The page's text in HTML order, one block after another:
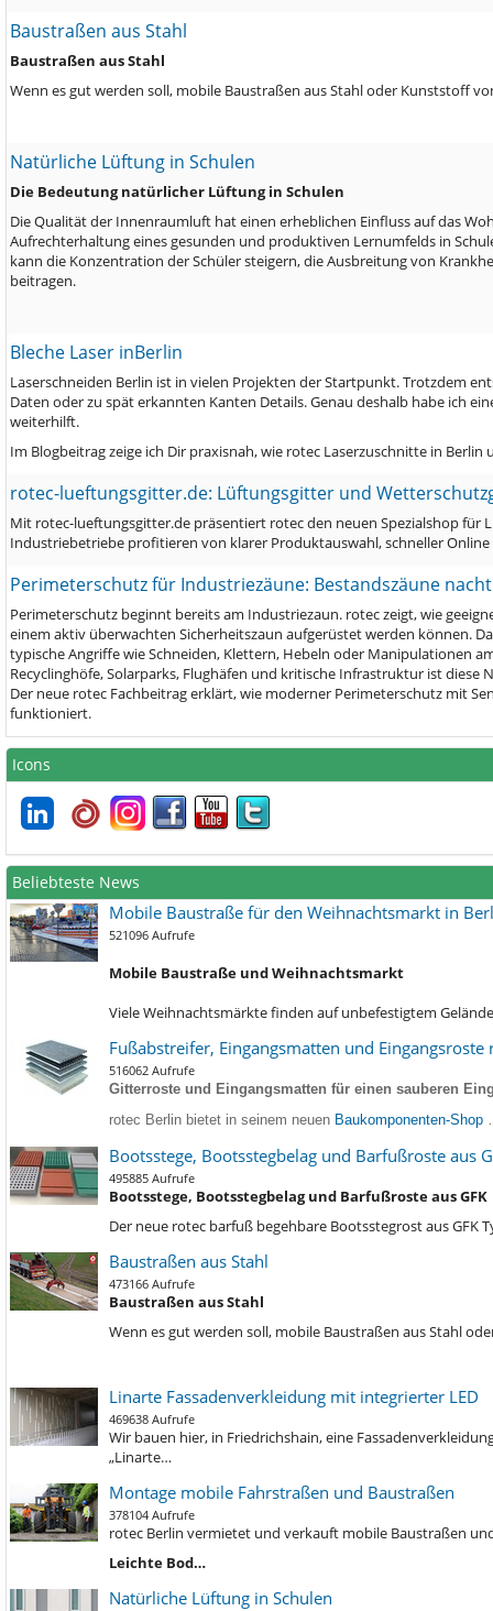
Baustraßen aus Stahl
Baustraßen aus Stahl
Wenn es gut werden soll, mobile Baustraßen aus Stahl oder Kunststoff
Natürliche Lüftung in Schulen
Die Bedeutung natürlicher Lüftung in Schulen
Die Qualität der Innenraumluft hat einen erheblichen Einfluss auf das
Aufrechterhaltung eines gesunden und produktiven Lernumfelds in
kann die Konzentration der Schüler steigern, die Ausbreitung von
beitragen.
Bleche Laser inBerlin
Laserschneiden Berlin ist in vielen Projekten der Startpunkt. Trotzdem
Daten oder zu spät erkannten Kanten Details. Genau deshalb habe ich
weiterhilft.
Im Blogbeitrag zeige ich Dir praxisnah, wie rotec Laserzuschnitte in
rotec-lueftungsgitter.de: Lüftungsgitter und
Mit rotec-lueftungsgitter.de präsentiert rotec den neuen Spezialshop
Industriebetriebe profitieren von klarer Produktauswahl, schneller
Perimeterschutz für Industriezäune: Bestandszäune
Perimeterschutz beginnt bereits am Industriezaun. rotec zeigt, wie
einem aktiv überwachten Sicherheitszaun aufgerüstet werden können.
typische Angriffe wie Schneiden, Klettern, Hebeln oder Manipulationen
Recyclinghöfe, Solarparks, Flughäfen und kritische Infrastruktur ist
Der neue rotec Fachbeitrag erklärt, wie moderner Perimeterschutz mit
funktioniert.
Icons
Beliebteste News
Mobile Baustraße für den Weihnachtsmarkt in
521096 Aufrufe
Mobile Baustraße und Weihnachtsmarkt
Viele Weihnachtsmärkte finden auf unbefestigtem
Fußabstreifer, Eingangsmatten und Eingangsroste
516062 Aufrufe
Gitterroste und Eingangsmatten für einen sauberen
rotec Berlin bietet in seinem neuen Baukomponenten-Shop
Bootsstege, Bootsstegbelag und Barfußroste aus
495885 Aufrufe
Bootsstege, Bootsstegbelag und Barfußroste aus GFK
Der neue rotec barfuß begehbare Bootsstegrost aus
Baustraßen aus Stahl
473166 Aufrufe
Baustraßen aus Stahl
Wenn es gut werden soll, mobile Baustraßen aus Stahl
Linarte Fassadenverkleidung mit integrierter LED
469638 Aufrufe
Wir bauen hier, in Friedrichshain, eine
„Linarte…
Montage mobile Fahrstraßen und Baustraßen
378104 Aufrufe
rotec Berlin vermietet und verkauft mobile Baustraßen
Leichte Bod…
Natürliche Lüftung in Schulen